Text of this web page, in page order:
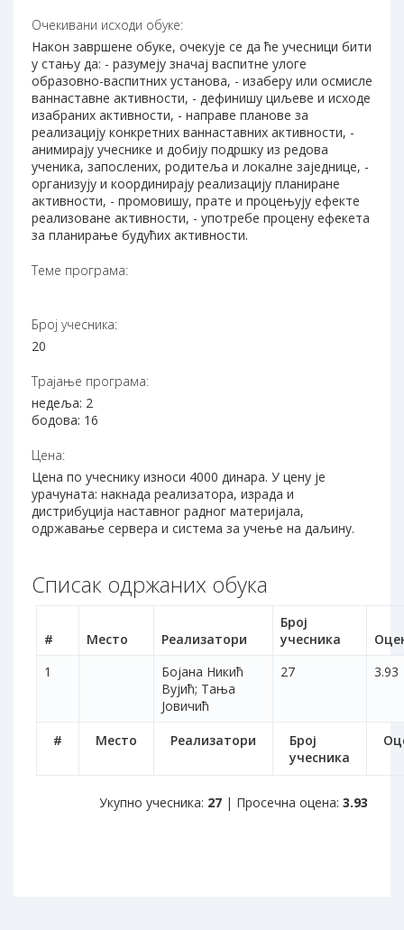
Очекивани исходи обуке:
Након завршене обуке, очекује се да ће учесници бити
у стању да: - разумеју значај васпитне улоге
образовно-васпитних установа, - изаберу или осмисле
ваннаставне активности, - дефинишу циљеве и исходе
изабраних активности, - направе планове за
реализацију конкретних ваннаставних активности, -
анимирају учеснике и добију подршку из редова
ученика, запослених, родитеља и локалне заједнице, -
организују и координирају реализацију планиране
активности, - промовишу, прате и процењују ефекте
реализоване активности, - употребе процену ефекета
за планирање будућих активности.
Теме програма:
Број учесника:
20
Трајање програма:
недеља: 2
бодова: 16
Цена:
Цена по учеснику износи 4000 динара. У цену је
урачуната: накнада реализатора, израда и
дистрибуција наставног радног материјала,
одржавање сервера и система за учење на даљину.
Списак одржаних обука
# Место Реализатори
Број
учесника
# Место Реализатори
Број
учесника
1
Бојана Никић
Вујић; Тања
Јовичић
27 3.93
Укупно учесника: 27 | Просечна оцена: 3.93